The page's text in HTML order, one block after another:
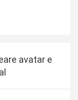
avatar e